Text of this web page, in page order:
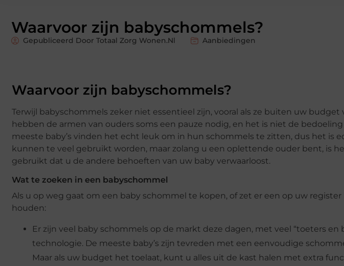
Waarvoor zijn babyschommels?
Gepubliceerd Door Totaal Zorg Wonen.nl Aanbiedingen
Waarvoor zijn babyschommels?
Terwijl babyschommels zeker niet essentieel zijn, vooral als ze buiten uw
hebben de armen van ouders soms een pauze nodig, en het is niet de
meeste baby’s vinden het echt leuk om in hun schommels te zitten, dus het is
kunnen te veel gebruikt worden, maar zolang u een oplettende ouder bent, is
gebruikt dat u de andere behoeften van uw baby verwaarloost.
Wat te zoeken in een babyschommel
Als u op weg gaat om een baby schommel te kopen, of zet er een op uw
houden:
Er zijn veel baby schommels op de markt deze dagen, met veel “toeters
technologie. De meeste baby’s zijn tevreden met een eenvoudige
Maar als uw budget het toelaat, kunt u alles uit de kast halen met extra